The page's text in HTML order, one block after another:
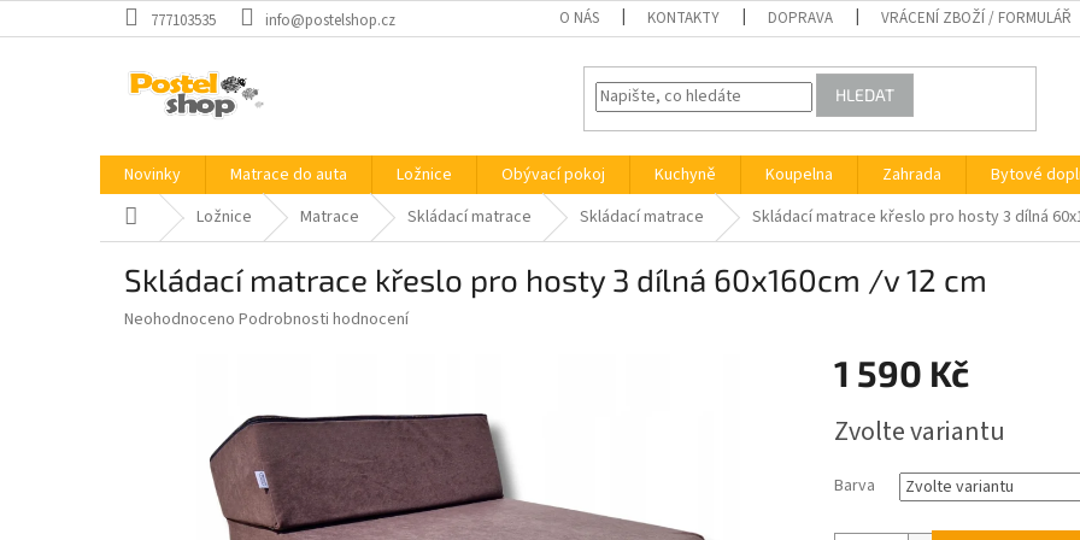
na
777103535 info@postelshop.cz O NÁS KONTAKTY DOPRAVA VRÁCENÍ ZBOŽÍ / FORMULÁŘ
HLEDAT
Novinky Matrace do auta Ložnice Obývací pokoj Kuchyně Koupelna Zahrada Bytové
Domů Ložnice Matrace Skládací matrace Skládací matrace Skládací matrace křeslo pro hosty 3 dílná
Skládací matrace křeslo pro hosty 3 dílná 60x160cm /v 12 cm
Průměrné
Neohodnoceno Podrobnosti hodnocení
1 590 Kč
cena:
Zvolte variantu
Barva